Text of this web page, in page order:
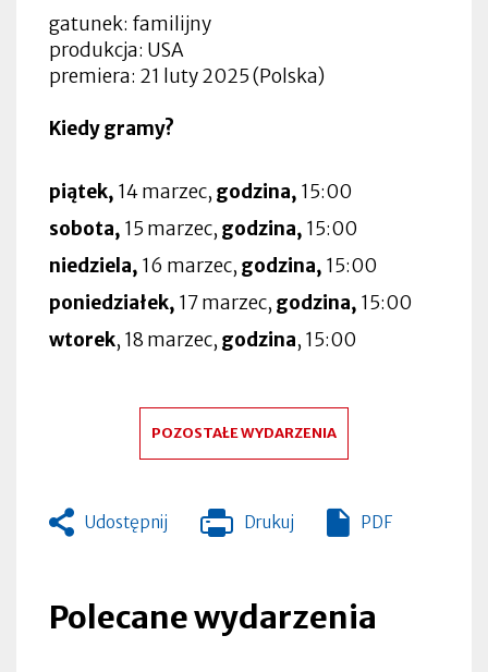
gatunek: familijny
produkcja: USA
premiera: 21 luty 2025 (Polska)
Kiedy gramy?
piątek, 14 marzec, godzina, 15:00
sobota, 15 marzec, godzina, 15:00
niedziela, 16 marzec, godzina, 15:00
poniedziałek, 17 marzec, godzina, 15:00
wtorek, 18 marzec, godzina, 15:00
POZOSTAŁE WYDARZENIA
Udostępnij Drukuj
Otworzy
zakładce
PDF
Polecane wydarzenia